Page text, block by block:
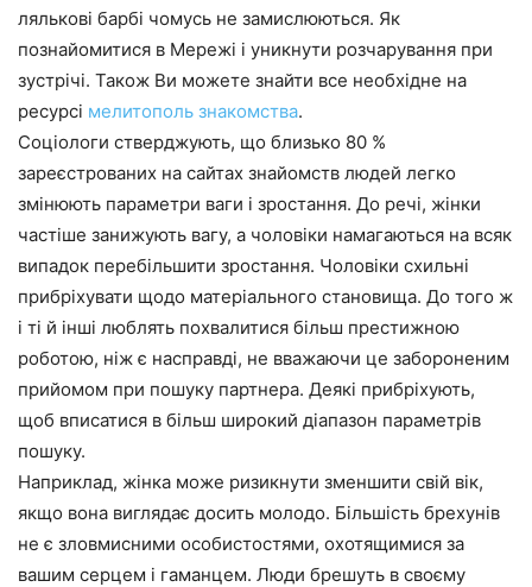
лялькові барбі чомусь не замислюються. Як
познайомитися в Мережі і уникнути розчарування при
зустрічі. Також Ви можете знайти все необхідне на
ресурсі мелитополь знакомства.
Соціологи стверджують, що близько 80 %
зареєстрованих на сайтах знайомств людей легко
змінюють параметри ваги і зростання. До речі, жінки
частіше занижують вагу, а чоловіки намагаються на всяк
випадок перебільшити зростання. Чоловіки схильні
прибріхувати щодо матеріального становища. До того ж
і ті й інші люблять похвалитися більш престижною
роботою, ніж є насправді, не вважаючи це забороненим
прийомом при пошуку партнера. Деякі прибріхують,
щоб вписатися в більш широкий діапазон параметрів
пошуку.
Наприклад, жінка може ризикнути зменшити свій вік,
якщо вона виглядає досить молодо. Більшість брехунів
не є зловмисними особистостями, охотящимися за
вашим серцем і гаманцем. Люди брешуть в своєму